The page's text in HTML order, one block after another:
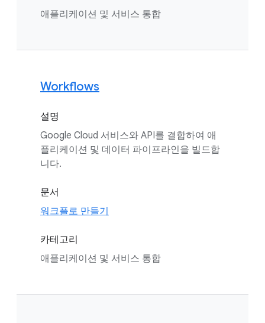
애플리케이션 및 서비스 통합
Workflows
설명
Google Cloud 서비스와 API를 결합하여 애
플리케이션 및 데이터 파이프라인을 빌드합
니다.
문서
워크플로 만들기
카테고리
애플리케이션 및 서비스 통합